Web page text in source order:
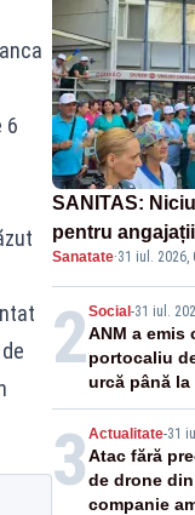
6
SANITAS:
pentru
proiectul Legii
Sanatate·31 iul. 2026,
2Social -31 iul.
ANM a emis
portocaliu
urcă până
devin
3 Actualitate-31
Atac fără
de drone
companie